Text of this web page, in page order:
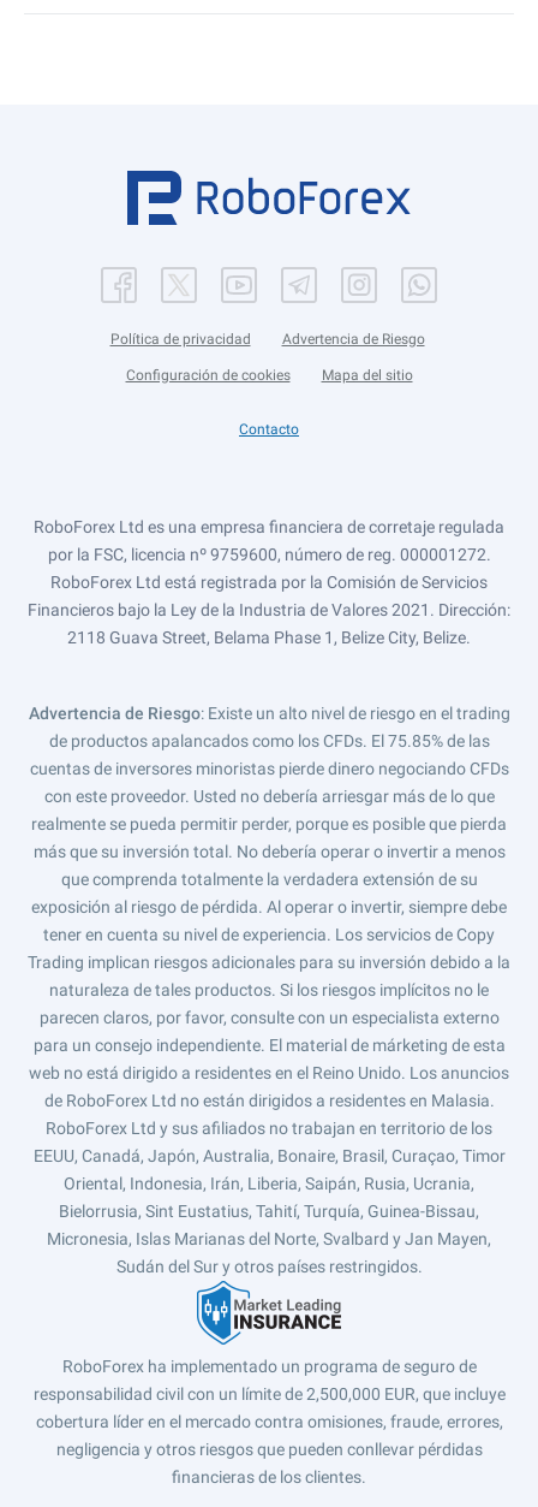
Política de privacidad Advertencia de Riesgo
Configuración de cookies Mapa del sitio
Contacto
RoboForex Ltd es una empresa financiera de corretaje regulada
por la FSC, licencia nº 9759600, número de reg. 000001272.
RoboForex Ltd está registrada por la Comisión de Servicios
Financieros bajo la Ley de la Industria de Valores 2021. Dirección:
2118 Guava Street, Belama Phase 1, Belize City, Belize.
Advertencia de Riesgo: Existe un alto nivel de riesgo en el trading
de productos apalancados como los CFDs. El 75.85% de las
cuentas de inversores minoristas pierde dinero negociando CFDs
con este proveedor. Usted no debería arriesgar más de lo que
realmente se pueda permitir perder, porque es posible que pierda
más que su inversión total. No debería operar o invertir a menos
que comprenda totalmente la verdadera extensión de su
exposición al riesgo de pérdida. Al operar o invertir, siempre debe
tener en cuenta su nivel de experiencia. Los servicios de Copy
Trading implican riesgos adicionales para su inversión debido a la
naturaleza de tales productos. Si los riesgos implícitos no le
parecen claros, por favor, consulte con un especialista externo
para un consejo independiente. El material de márketing de esta
web no está dirigido a residentes en el Reino Unido. Los anuncios
de RoboForex Ltd no están dirigidos a residentes en Malasia.
RoboForex Ltd y sus afiliados no trabajan en territorio de los
EEUU, Canadá, Japón, Australia, Bonaire, Brasil, Curaçao, Timor
Oriental, Indonesia, Irán, Liberia, Saipán, Rusia, Ucrania,
Bielorrusia, Sint Eustatius, Tahití, Turquía, Guinea-Bissau,
Micronesia, Islas Marianas del Norte, Svalbard y Jan Mayen,
Sudán del Sur y otros países restringidos.
RoboForex ha implementado un programa de seguro de
responsabilidad civil con un límite de 2,500,000 EUR, que incluye
cobertura líder en el mercado contra omisiones, fraude, errores,
negligencia y otros riesgos que pueden conllevar pérdidas
financieras de los clientes.